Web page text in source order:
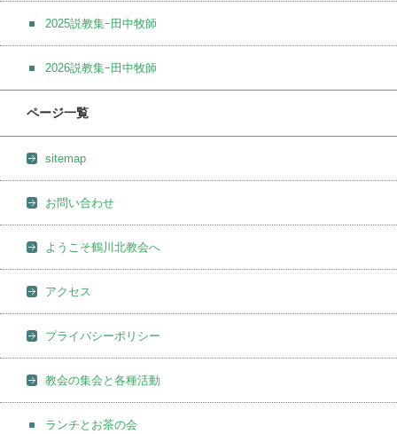
2025説教集ｰ田中牧師
2026説教集ｰ田中牧師
ページ一覧
sitemap
お問い合わせ
ようこそ鶴川北教会へ
アクセス
プライバシーポリシー
教会の集会と各種活動
ランチとお茶の会